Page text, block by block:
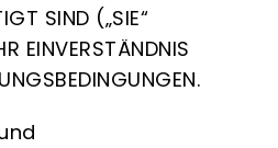
SIND („SIE“
EINVERSTÄNDNIS